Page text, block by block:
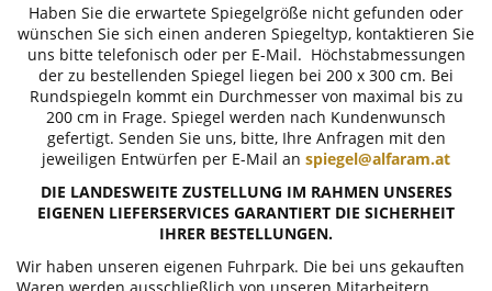
Haben Sie die erwartete Spiegelgröße nicht gefunden oder
wünschen Sie sich einen anderen Spiegeltyp, kontaktieren Sie
uns bitte telefonisch oder per E-Mail. Höchstabmessungen
der zu bestellenden Spiegel liegen bei 200 x 300 cm. Bei
Rundspiegeln kommt ein Durchmesser von maximal bis zu
200 cm in Frage. Spiegel werden nach Kundenwunsch
gefertigt. Senden Sie uns, bitte, Ihre Anfragen mit den
jeweiligen Entwürfen per E-Mail an spiegel@alfaram.at
DIE LANDESWEITE ZUSTELLUNG IM RAHMEN UNSERES
EIGENEN LIEFERSERVICES GARANTIERT DIE SICHERHEIT
IHRER BESTELLUNGEN.
Wir haben unseren eigenen Fuhrpark. Die bei uns gekauften